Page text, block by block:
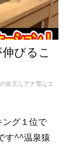
びるこ
女王2, アナ雪2, エ
グ１位で
す^^温泉猿